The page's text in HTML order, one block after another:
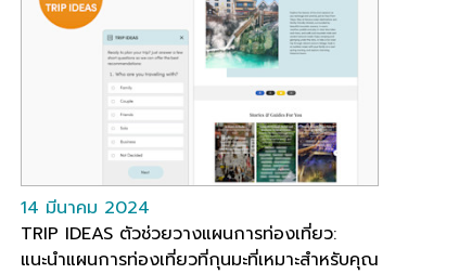
14 มีนาคม 2024
TRIP IDEAS ตัวช่วยวางแผนการท่องเที่ยว:
แนะนำแผนการท่องเที่ยวที่กุนมะที่เหมาะสำหรับคุณ